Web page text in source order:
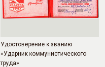
Удостоверение к званию
«Ударник коммунистического
труда»